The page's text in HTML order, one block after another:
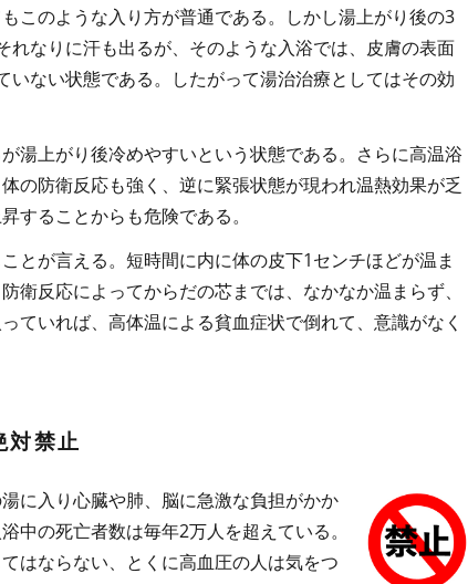
このような入り方が普通である。しかし湯上がり後の3
れなりに汗も出るが、そのような入浴では、皮膚の表面
いない状態である。したがって湯治治療としてはその効
湯上がり後冷めやすいという状態である。さらに高温浴
の防衛反応も強く、逆に緊張状態が現われ温熱効果が乏
することからも危険である。
とが言える。短時間に内に体の皮下1センチほどが温ま
衛反応によってからだの芯までは、なかなか温まらず、
ていれば、高体温による貧血症状で倒れて、意識がなく
対禁止
に入り心臓や肺、脳に急激な負担がかか
中の死亡者数は毎年2万人を超えている。
はならない、とくに高血圧の人は気をつ